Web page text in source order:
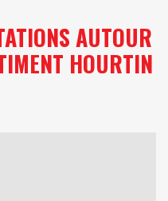
AUTOUR
HOURTIN